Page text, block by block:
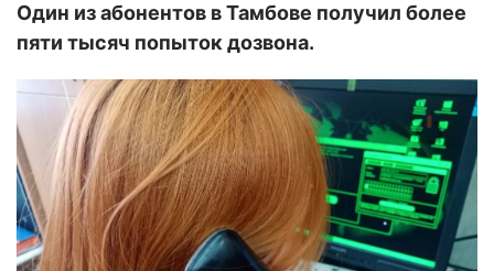
Один из абонентов в Тамбове получил более
пяти тысяч попыток дозвона.